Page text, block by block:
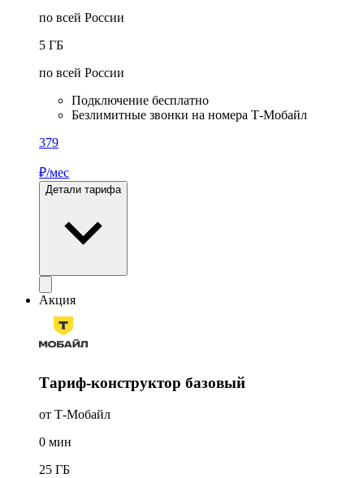
по всей России
5 ГБ
по всей России
Подключение бесплатно
Безлимитные звонки на номера Т-Мобайл
379
₽/мес
Детали тарифа
Акция
Тариф-конструктор базовый
от Т-Мобайл
0 мин
25 ГБ